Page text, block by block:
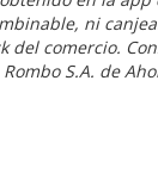
ni
comercio.
S.A. de